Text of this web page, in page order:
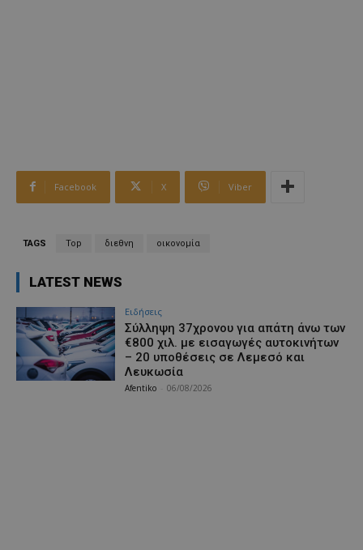
Facebook X Viber
TAGS Top διεθνη οικονομία
LATEST NEWS
Ειδήσεις
Σύλληψη 37χρονου για απάτη άνω των
€800 χιλ. με εισαγωγές αυτοκινήτων
– 20 υποθέσεις σε Λεμεσό και
Λευκωσία
Afentiko 06/08/2026